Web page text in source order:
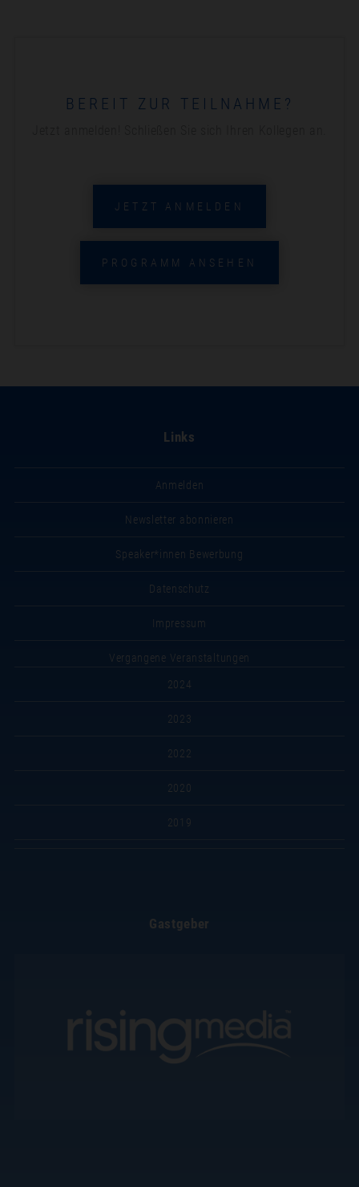
BEREIT ZUR TEILNAHME?
JETZT ANMELDEN
PROGRAMM ANSEHEN
Links
Anmelden
Newsletter abonnieren
Speaker*innen Bewerbung
Datenschutz
Impressum
Vergangene Veranstaltungen
2024
2023
2022
2020
2019
Gastgeber